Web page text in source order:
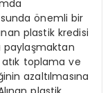
önemli bir
plastik kredisi
paylaşmaktan
toplama ve
azaltılmasına